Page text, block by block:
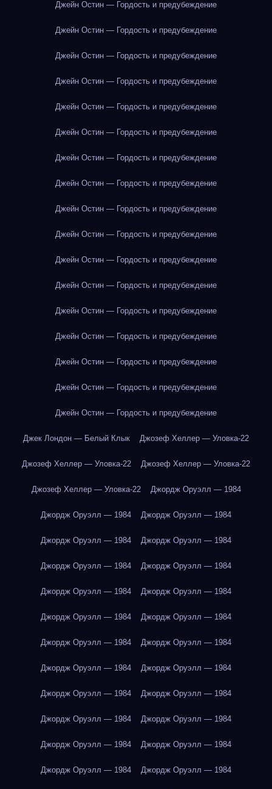
Джейн Остин — Гордость и предубеждение
Джейн Остин — Гордость и предубеждение
Джейн Остин — Гордость и предубеждение
Джейн Остин — Гордость и предубеждение
Джейн Остин — Гордость и предубеждение
Джейн Остин — Гордость и предубеждение
Джейн Остин — Гордость и предубеждение
Джейн Остин — Гордость и предубеждение
Джейн Остин — Гордость и предубеждение
Джейн Остин — Гордость и предубеждение
Джейн Остин — Гордость и предубеждение
Джейн Остин — Гордость и предубеждение
Джейн Остин — Гордость и предубеждение
Джейн Остин — Гордость и предубеждение
Джейн Остин — Гордость и предубеждение
Джейн Остин — Гордость и предубеждение
Джейн Остин — Гордость и предубеждение
Джек Лондон — Белый Клык Джозеф Хеллер — Уловка-22
Джозеф Хеллер — Уловка-22 Джозеф Хеллер — Уловка-22
Джозеф Хеллер — Уловка-22 Джордж Оруэлл — 1984
Джордж Оруэлл — 1984 Джордж Оруэлл — 1984
Джордж Оруэлл — 1984 Джордж Оруэлл — 1984
Джордж Оруэлл — 1984 Джордж Оруэлл — 1984
Джордж Оруэлл — 1984 Джордж Оруэлл — 1984
Джордж Оруэлл — 1984 Джордж Оруэлл — 1984
Джордж Оруэлл — 1984 Джордж Оруэлл — 1984
Джордж Оруэлл — 1984 Джордж Оруэлл — 1984
Джордж Оруэлл — 1984 Джордж Оруэлл — 1984
Джордж Оруэлл — 1984 Джордж Оруэлл — 1984
Джордж Оруэлл — 1984 Джордж Оруэлл — 1984
Джордж Оруэлл — 1984 Джордж Оруэлл — 1984